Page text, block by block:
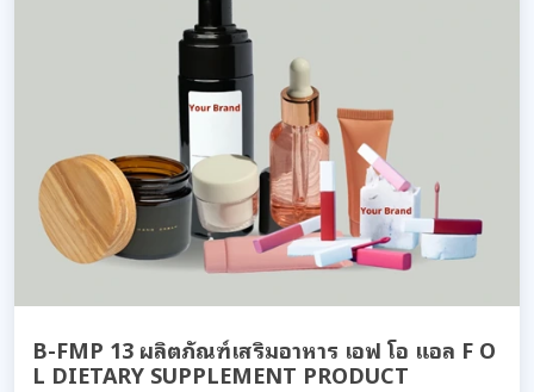
B-FMP 13 ผลิตภัณฑ์เสริมอาหาร เอฟ โอ แอล F O
L DIETARY SUPPLEMENT PRODUCT